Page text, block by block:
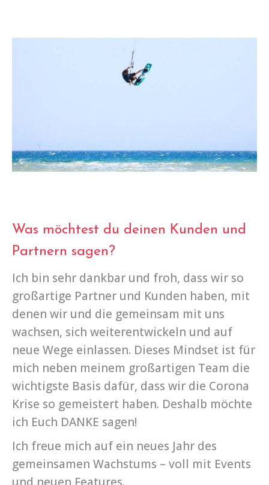
Was möchtest du deinen Kunden und
Partnern sagen?
Ich bin sehr dankbar und froh, dass wir so
großartige Partner und Kunden haben, mit
denen wir und die gemeinsam mit uns
wachsen, sich weiterentwickeln und auf
neue Wege einlassen. Dieses Mindset ist für
mich neben meinem großartigen Team die
wichtigste Basis dafür, dass wir die Corona
Krise so gemeistert haben. Deshalb möchte
ich Euch DANKE sagen!
Ich freue mich auf ein neues Jahr des
gemeinsamen Wachstums – voll mit Events